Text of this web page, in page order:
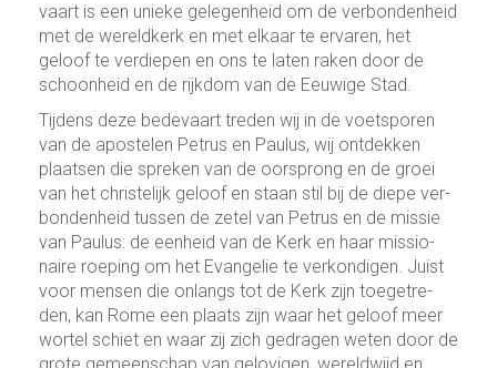
vaart is een unieke gelegen­heid om de ver­bon­den­heid
met de wereld­kerk en met elkaar te ervaren, het
geloof te ver­die­pen en ons te laten raken door de
schoon­heid en de rijkdom van de Eeuwige Stad.
Tijdens deze bede­vaart tre­den wij in de voetsporen
van de apos­te­len Petrus en Paulus, wij ont­dek­ken
plaatsen die spreken van de oorsprong en de groei
van het chris­te­lijk geloof en staan stil bij de diepe ver­
bon­den­heid tussen de zetel van Petrus en de missie
van Paulus: de een­heid van de Kerk en haar missio­
naire roe­ping om het Evan­ge­lie te ver­kon­di­gen. Juist
voor mensen die onlangs tot de Kerk zijn toegetre­
den, kan Rome een plaats zijn waar het geloof meer
wor­tel schiet en waar zij zich gedragen weten door de